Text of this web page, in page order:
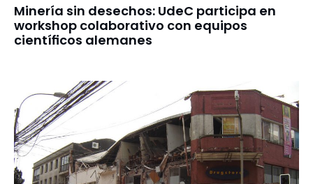
Minería sin desechos: UdeC participa en
workshop colaborativo con equipos
científicos alemanes